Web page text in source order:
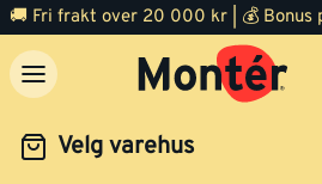
Velg varehus